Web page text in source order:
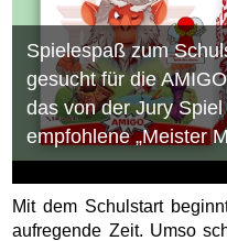
Spielespaß zum
gesucht für die
das von der Jury
empfohlene „Meister
Mit dem Schulstart
aufregende Zeit. Umso